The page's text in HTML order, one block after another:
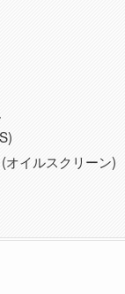
イルスクリーン)